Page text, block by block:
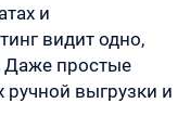
и
видит одно,
Даже простые
ручной выгрузки и